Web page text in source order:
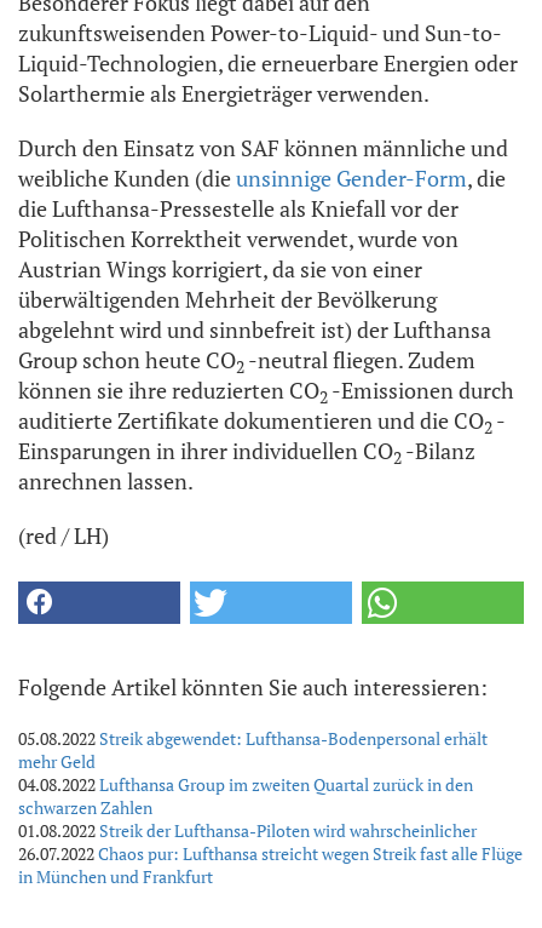
zukunftsweisenden Power-to-Liquid- und Sun-to-
Liquid-Technologien, die erneuerbare Energien oder
Solarthermie als Energieträger verwenden.
Durch den Einsatz von SAF können männliche und
weibliche Kunden (dieunsinnige Gender-Form, die
die Lufthansa-Pressestelle als Kniefall vor der
Politischen Korrektheit verwendet, wurde von
Austrian Wings korrigiert, da sie von einer
überwältigenden Mehrheit der Bevölkerung
abgelehnt wird und sinnbefreit ist) der Lufthansa
Group schon heute CO2 -neutral fliegen. Zudem
können sie ihre reduzierten CO2 -Emissionen durch
auditierte Zertifikate dokumentieren und die CO2 -
Einsparungen in ihrer individuellen CO2 -Bilanz
anrechnen lassen.
(red / LH)
Folgende Artikel könnten Sie auch interessieren:
05.08.2022 Streik abgewendet: Lufthansa-Bodenpersonal erhält
mehr Geld
04.08.2022Lufthansa Group im zweiten Quartal zurück in den
schwarzen Zahlen
01.08.2022 Streik der Lufthansa-Piloten wird wahrscheinlicher
26.07.2022Chaos pur: Lufthansa streicht wegen Streik fast alle Flüge
in München und Frankfurt